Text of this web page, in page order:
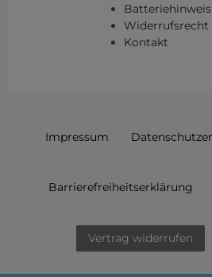
Batteriehinweis
Widerrufsrecht
Kontakt
Impressum
Barrierefreiheitserklärung
Vertrag widerrufen